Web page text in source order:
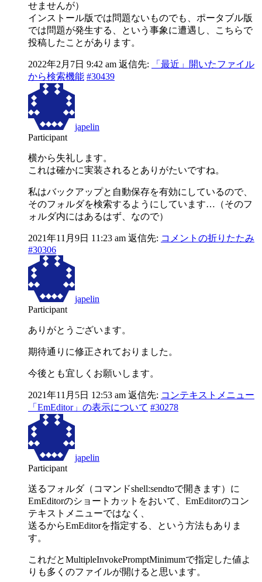
せませんが）
インストール版では問題ないものでも、ポータブル版
では問題が発生する、という事象に遭遇し、こちらで
投稿したことがあります。
2022年2月7日 9:42 am 返信先:
「最近」開いたファイル
から検索機能 #30439
japelin
Participant
横から失礼します。
これは確かに実装されるとありがたいですね。
私はバックアップと自動保存を有効にしているので、
そのフォルダを検索するようにしています…（そのフ
ォルダ内にはあるはず、なので）
2021年11月9日 11:23 am 返信先: コメントの折りたたみ
#30306
japelin
Participant
ありがとうございます。
期待通りに修正されておりました。
今後とも宜しくお願いします。
2021年11月5日 12:53 am 返信先: コンテキストメニュー
「EmEditor」の表示について #30278
japelin
Participant
送るフォルダ（コマンドshell:sendtoで開きます）に
EmEditorのショートカットをおいて、EmEditorのコン
テキストメニューではなく、
送るからEmEditorを指定する、という方法もありま
す。
これだとMultipleInvokePromptMinimumで指定した値よ
りも多くのファイルが開けると思います。